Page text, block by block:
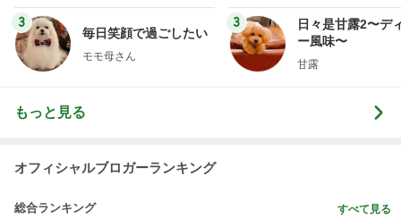
3
毎日笑顔で過ごしたい
モモ母さん
3
日々是甘露2〜デ
ー風味〜
甘露
もっと見る
オフィシャルブロガーランキング
総合ランキング すべて見る